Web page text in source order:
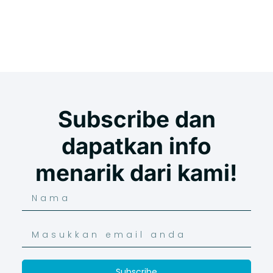
Subscribe dan
dapatkan info
menarik dari kami!